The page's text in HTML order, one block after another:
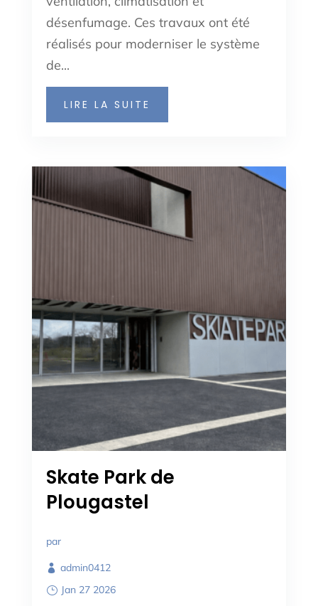
désenfumage. Ces travaux ont été
réalisés pour moderniser le système
de...
LIRE LA SUITE
Skate Park de
Plougastel
par
admin0412
Jan 27 2026